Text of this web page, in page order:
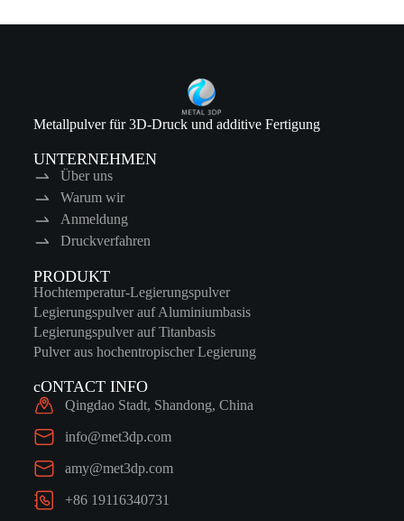
Metallpulver für 3D-Druck und additive Fertigung
UNTERNEHMEN
Über uns
Warum wir
Anmeldung
Druckverfahren
PRODUKT
Hochtemperatur-Legierungspulver
Legierungspulver auf Aluminiumbasis
Legierungspulver auf Titanbasis
Pulver aus hochentropischer Legierung
cONTACT INFO
Qingdao Stadt, Shandong, China
info@met3dp.com
amy@met3dp.com
+86 19116340731